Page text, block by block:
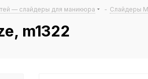
— слайдеры для маникюра - Слайдеры
m1322